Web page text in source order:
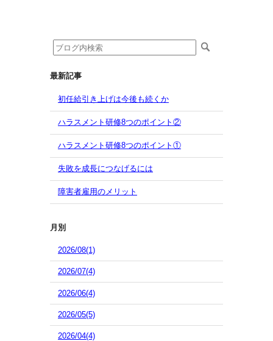
最新記事
初任給引き上げは今後も続くか
ハラスメント研修8つのポイント②
ハラスメント研修8つのポイント①
失敗を成長につなげるには
障害者雇用のメリット
月別
2026/08(1)
2026/07(4)
2026/06(4)
2026/05(5)
2026/04(4)